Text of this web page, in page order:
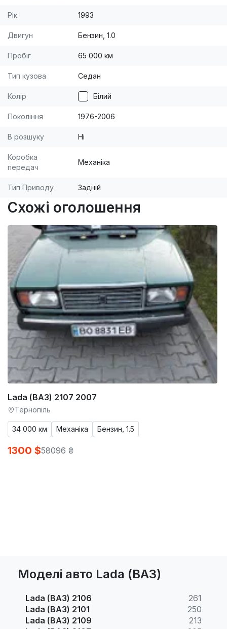
Рік 1993
Двигун Бензин, 1.0
Пробіг 65 000 км
Тип кузова Седан
Колір Білий
Покоління 1976-2006
В розшуку Ні
Коробка
передач
Механіка
Тип Приводу Задній
Схожі оголошення
Lada (ВАЗ) 2107 2007
Тернопіль
34 000 км Механіка Бензин, 1.5
1300 $58096 ₴
Моделі авто Lada (ВАЗ)
Lada (ВАЗ) 2106
261
Lada (ВАЗ) 2101
250
Lada (ВАЗ) 2109
213